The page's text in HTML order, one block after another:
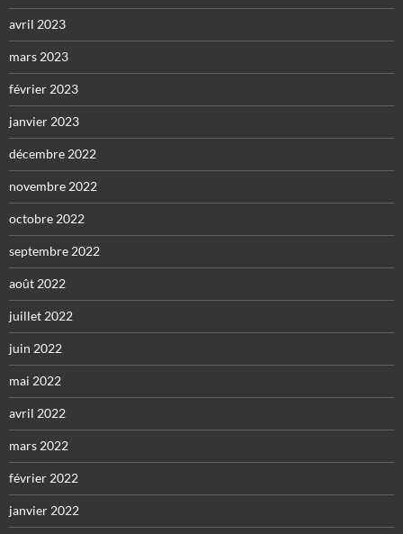
avril 2023
mars 2023
février 2023
janvier 2023
décembre 2022
novembre 2022
octobre 2022
septembre 2022
août 2022
juillet 2022
juin 2022
mai 2022
avril 2022
mars 2022
février 2022
janvier 2022